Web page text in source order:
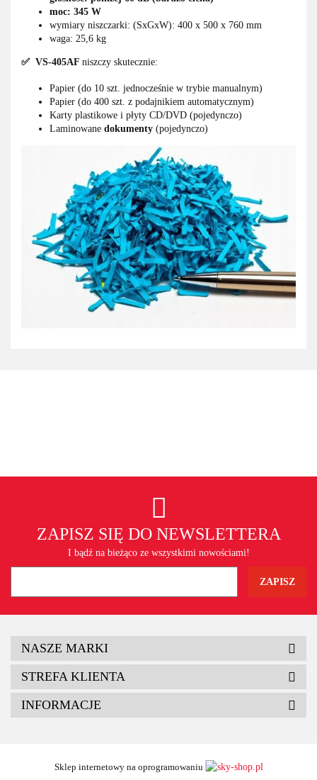
moc: 345 W
wymiary niszczarki: (SxGxW): 400 x 500 x 760 mm
waga: 25,6 kg
✅ VS-405AF niszczy skutecznie:
Papier (do 10 szt. jednocześnie w trybie manualnym)
Papier (do 400 szt. z podajnikiem automatycznym)
Karty plastikowe i płyty CD/DVD (pojedynczo)
Laminowane dokumenty (pojedynczo)
ZAPISZ SIĘ DO NEWSLETTERA
I bądź na bieżąco ze wszystkimi nowościami!
NASZE MARKI
STREFA KLIENTA
INFORMACJE
Sklep internetowy na oprogramowaniu